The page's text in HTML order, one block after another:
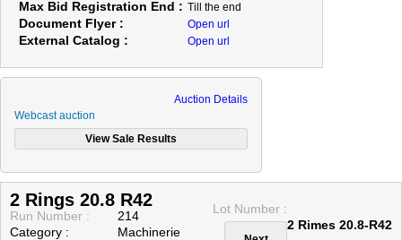
Max Bid Registration End : Till the end
Document Flyer : Open url
External Catalog : Open url
Auction Details
Webcast auction
2 Rings 20.8 R42
Run Number :
214
Category :
Machinerie
Lot Number :
2 Rimes 20.8-R42